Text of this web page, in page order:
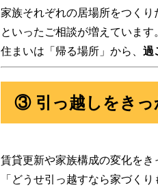
家族それぞれの居場所をつくり
といったご相談が増えています
住まいは「帰る場所」から、 過
③ 引っ越しをきっ
賃貸更新や家族構成の変化をき
「どうせ引っ越すなら家づくり